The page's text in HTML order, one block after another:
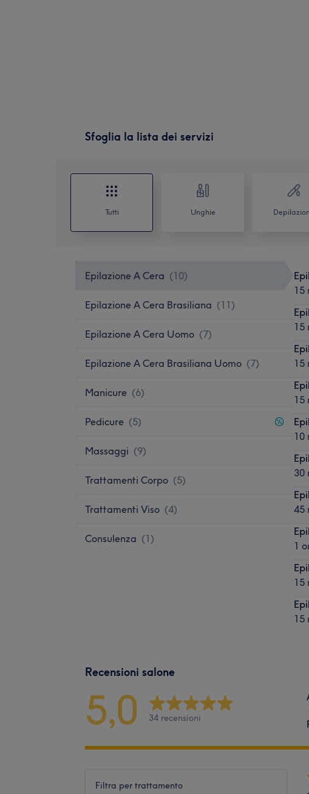
Sfoglia la lista dei servizi
Tutti Unghie
Epilazione A Cera (10)
Epilazione A Cera Brasiliana (11)
Epilazione A Cera Uomo (7)
Epilazione A Cera Brasiliana Uomo (7)
Manicure (6)
Pedicure (5)
Massaggi (9)
Trattamenti Corpo (5)
Trattamenti Viso (4)
Consulenza (1)
15
15
15
15
10
30
45
1
15
15
Recensioni salone
5,0 34 recensioni
Filtra per trattamento